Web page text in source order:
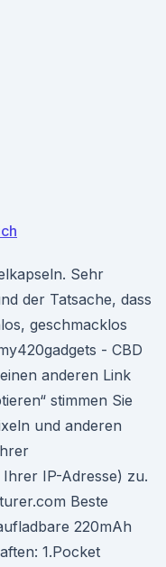
Sehr
der Tatsache, dass
geschmacklos
- CBD
anderen Link
stimmen Sie
und anderen
IP-Adresse) zu.
Beste
220mAh
1.Pocket